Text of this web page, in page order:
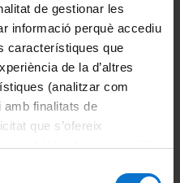
de gestionar les
informació perquè accediu
característiques que
de la d’altres
(analitzar com
amb finalitats de
que s’ofereix
hàbits de navegació).
a ser docente
: 2013)
Arts i Humanitats